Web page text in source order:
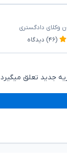
وکلای دادگستری
(۴۶) دیدگاه
جدید تعلق میگیرد